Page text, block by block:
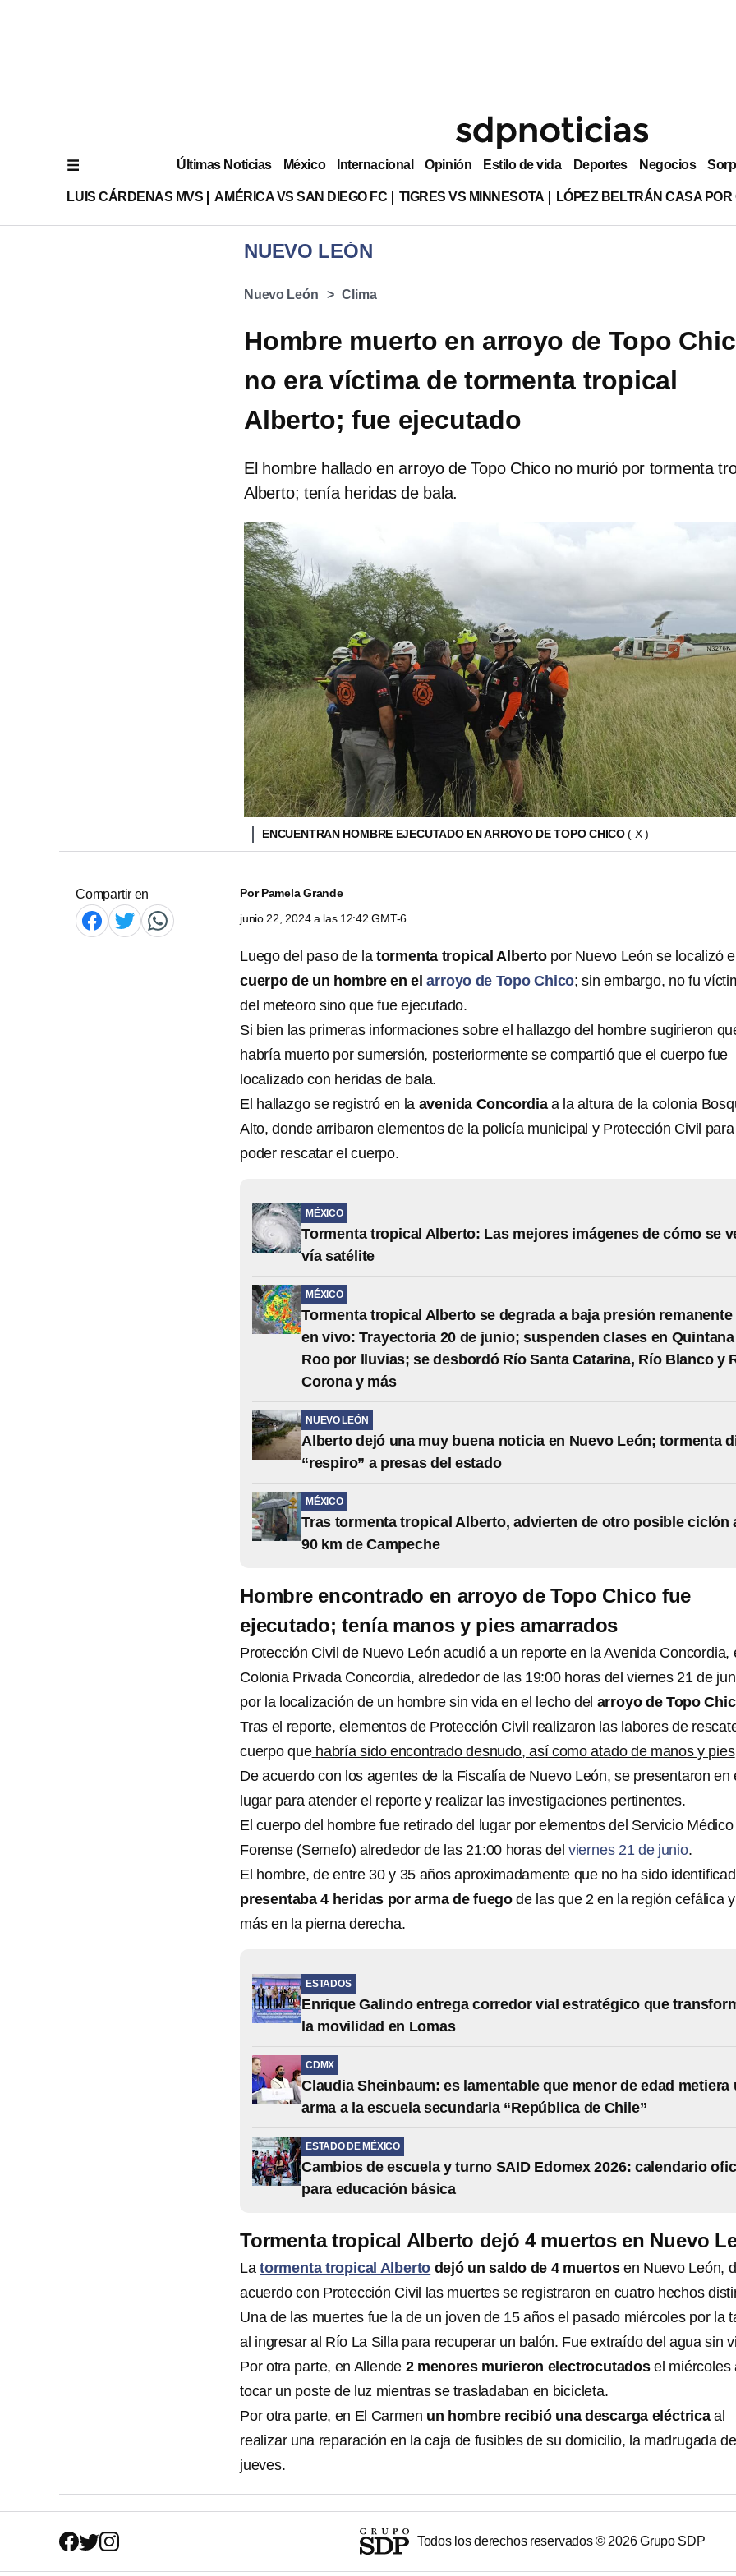
Últimas Noticias México Internacional Opinión Estilo de vida Deportes Negocios
LUIS CÁRDENAS MVS AMÉRICA VS SAN DIEGO FC TIGRES VS MINNESOTA LÓPEZ BELTRÁN CASA POR
NUEVO LEÓN
Nuevo León Clima
Hombre muerto en arroyo de Topo
no era víctima de tormenta tropical
Alberto; fue ejecutado
El hombre hallado en arroyo de Topo Chico no murió por tormenta
Alberto; tenía heridas de bala.
ENCUENTRAN HOMBRE EJECUTADO EN ARROYO DE TOPO CHICO( X )
Compartir en PorPamela Grande
junio 22, 2024 a las 12:42 GMT-6
Luego del paso de la tormenta tropical Alberto por Nuevo León se localizó el
cuerpo de un hombre en elarroyo de Topo Chico; sin embargo, no fu
del meteoro sino que fue ejecutado.
Si bien las primeras informaciones sobre el hallazgo del hombre sugirieron
habría muerto por sumersión, posteriormente se compartió que el cuerpo fue
localizado con heridas de bala.
El hallazgo se registró en la avenida Concordiaa la altura de la colonia
Alto, donde arribaron elementos de la policía municipal y Protección Civil para
poder rescatar el cuerpo.
MÉXICO
Tormenta tropical Alberto: Las mejores imágenes de cómo se
vía satélite
MÉXICO
Tormenta tropical Alberto se degrada a baja presión remanente
en vivo: Trayectoria 20 de junio; suspenden clases en Quintana
Roo por lluvias; se desbordó Río Santa Catarina, Río Blanco y
Corona y más
NUEVO LEÓN
Alberto dejó una muy buena noticia en Nuevo León; tormenta
“respiro” a presas del estado
MÉXICO
Tras tormenta tropical Alberto, advierten de otro posible ciclón
90 km de Campeche
Hombre encontrado en arroyo de Topo Chico fue
ejecutado; tenía manos y pies amarrados
Protección Civil de Nuevo León acudió a un reporte en la Avenida Concordia,
Colonia Privada Concordia, alrededor de las 19:00 horas del viernes 21 de
por la localización de un hombre sin vida en el lecho del arroyo de Topo
Tras el reporte, elementos de Protección Civil realizaron las labores de
cuerpo quehabría sido encontrado desnudo, así como atado de manos y pies
De acuerdo con los agentes de la Fiscalía de Nuevo León, se presentaron en
lugar para atender el reporte y realizar las investigaciones pertinentes.
El cuerpo del hombre fue retirado del lugar por elementos del Servicio Médico
Forense (Semefo) alrededor de las 21:00 horas del viernes 21 de junio.
El hombre, de entre 30 y 35 años aproximadamente que no ha sido
presentaba 4 heridas por arma de fuego de las que 2 en la región cefálica
más en la pierna derecha.
ESTADOS
Enrique Galindo entrega corredor vial estratégico que
la movilidad en Lomas
CDMX
Claudia Sheinbaum: es lamentable que menor de edad metiera
arma a la escuela secundaria “República de Chile”
ESTADO DE MÉXICO
Cambios de escuela y turno SAID Edomex 2026: calendario
para educación básica
Tormenta tropical Alberto dejó 4 muertos en Nuevo
La tormenta tropical Alberto dejó un saldo de 4 muertosen Nuevo León,
acuerdo con Protección Civil las muertes se registraron en cuatro hechos
Una de las muertes fue la de un joven de 15 años el pasado miércoles por la
al ingresar al Río La Silla para recuperar un balón. Fue extraído del agua sin
Por otra parte, en Allende 2 menores murieron electrocutadosel miércoles
tocar un poste de luz mientras se trasladaban en bicicleta.
Por otra parte, en El Carmen un hombre recibió una descarga eléctricaal
realizar una reparación en la caja de fusibles de su domicilio, la madrugada del
jueves.
Todos los derechos reservados © 2026Grupo SDP